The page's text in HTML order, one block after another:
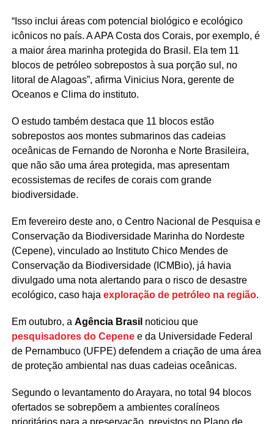
“Isso inclui áreas com potencial biológico e ecológico
icônicos no país. A APA Costa dos Corais, por exemplo, é
a maior área marinha protegida do Brasil. Ela tem 11
blocos de petróleo sobrepostos à sua porção sul, no
litoral de Alagoas”, afirma Vinicius Nora, gerente de
Oceanos e Clima do instituto.
O estudo também destaca que 11 blocos estão
sobrepostos aos montes submarinos das cadeias
oceânicas de Fernando de Noronha e Norte Brasileira,
que não são uma área protegida, mas apresentam
ecossistemas de recifes de corais com grande
biodiversidade.
Em fevereiro deste ano, o Centro Nacional de Pesquisa e
Conservação da Biodiversidade Marinha do Nordeste
(Cepene), vinculado ao Instituto Chico Mendes de
Conservação da Biodiversidade (ICMBio), já havia
divulgado uma nota alertando para o risco de desastre
ecológico, caso haja exploração de petróleo na região.
Em outubro, a Agência Brasil noticiou que
pesquisadores do Cepenee da Universidade Federal
de Pernambuco (UFPE) defendem a criação de uma área
de proteção ambiental nas duas cadeias oceânicas.
Segundo o levantamento do Arayara, no total 94 blocos
ofertados se sobrepõem a ambientes coralíneos
prioritários para a preservação, previstos no Plano de